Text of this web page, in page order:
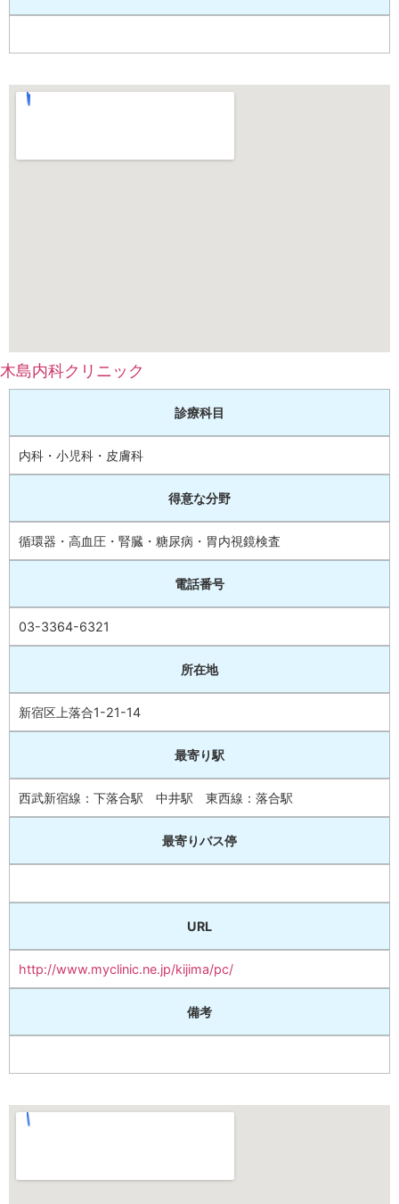
木島内科クリニック
診療科目
内科・小児科・皮膚科
得意な分野
循環器・高血圧・腎臓・糖尿病・胃内視鏡検査
電話番号
03-3364-6321
所在地
新宿区上落合1-21-14
最寄り駅
西武新宿線：下落合駅 中井駅 東西線：落合駅
最寄りバス停
URL
http://www.myclinic.ne.jp/kijima/pc/
備考